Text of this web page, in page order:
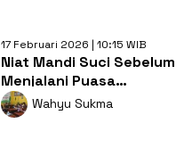
17 Februari 2026 | 10:15 WIB
Niat Mandi Suci Sebelum
Menjalani Puasa
Ramadhan 2026
Wahyu Sukma